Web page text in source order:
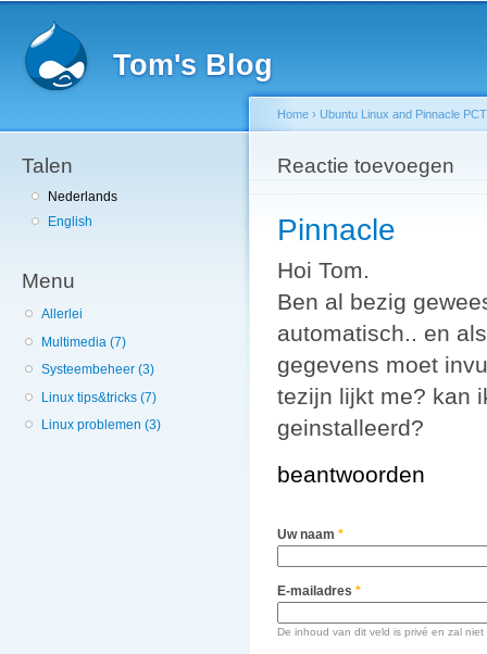
Tom's Blog
Talen
Nederlands
English
Menu
Allerlei
Multimedia (7)
Systeembeheer (3)
Linux tips&tricks (7)
Linux problemen (3)
You are here
Home › Ubuntu Linux and Pinnacle
Reactie toevoegen
Pinnacle
Hoi Tom.
Ben al bezig
automatisch.. en
gegevens moet
tezijn lijkt me? kan
geinstalleerd?
beantwoorden
Uw naam *
E-mailadres *
De inhoud van dit veld is privé en zal